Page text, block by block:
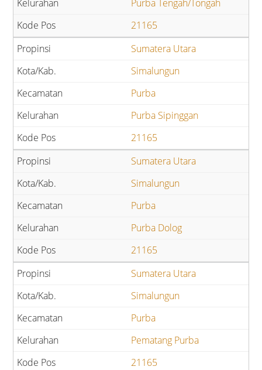
Purba Tengah/Tongah
21165
Sumatera Utara
Simalungun
Purba
Purba Sipinggan
21165
Sumatera Utara
Simalungun
Purba
Purba Dolog
21165
Sumatera Utara
Simalungun
Purba
Pematang Purba
21165